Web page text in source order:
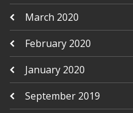
March 2020
February 2020
January 2020
September 2019